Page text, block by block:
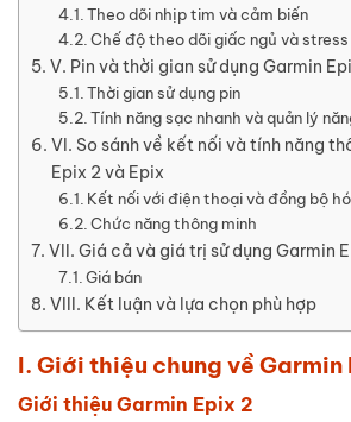
Theo dõi nhịp tim và cảm biến
Chế độ theo dõi giấc ngủ và stress
V. Pin và thời gian sử dụng Garmin
Thời gian sử dụng pin
Tính năng sạc nhanh và quản lý
VI. So sánh về kết nối và tính năng
Epix 2 và Epix
Kết nối với điện thoại và đồng bộ
Chức năng thông minh
VII. Giá cả và giá trị sử dụng Garmin
Giá bán
VIII. Kết luận và lựa chọn phù hợp
I. Giới thiệu chung về Garmin
Giới thiệu Garmin Epix 2